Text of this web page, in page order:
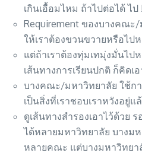
เกินเอื้อมไหม ถ้าไปต่อได้ ไป !
Requirement ของบางคณะ
ให้เราต้องขวนขวายหรือไป
แต่ถ้าเราต้องทุ่มเทมุ่งมั่นไป
เส้นทางการเรียนปกติ ก็คิดเ
บางคณะ/มหาวิทยาลัย ใช้ก
เป็นสิ่งที่เราชอบเราหวังอยู่แ
ดูเส้นทางสำรองเอาไว้ด้วย
ได้หลายมหาวิทยาลัย บางม
หลายคณะ แต่บางมหาวิทยา